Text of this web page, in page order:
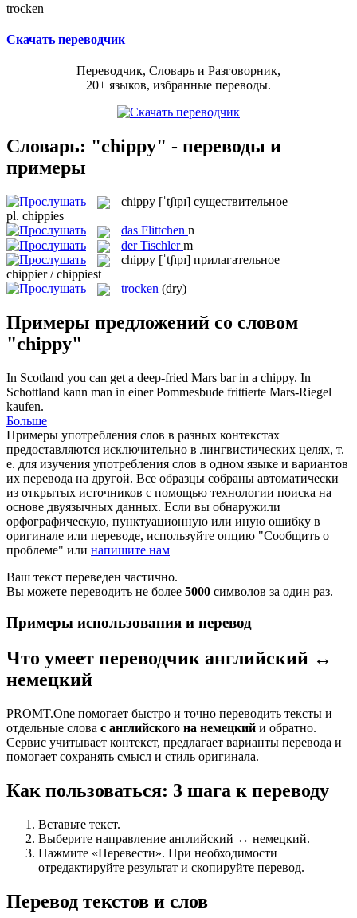
trocken
Скачать переводчик
Переводчик, Словарь и Разговорник,
20+ языков, избранные переводы.
Словарь: "chippy" - переводы и
примеры
chippy [ˈtʃɪpɪ] существительное
pl. chippies
das Flittchen n
derTischler m
chippy [ˈtʃɪpɪ] прилагательное
chippier / chippiest
trocken (dry)
Примеры предложений со словом
"chippy"
In Scotland you can get a deep-fried Mars bar in a chippy. In
Schottland kann man in einer Pommesbude frittierte Mars-Riegel
kaufen.
Больше
Примеры употребления слов в разных контекстах
предоставляются исключительно в лингвистических целях, т.
е. для изучения употребления слов в одном языке и вариантов
их перевода на другой. Все образцы собраны автоматически
из открытых источников с помощью технологии поиска на
основе двуязычных данных. Если вы обнаружили
орфографическую, пунктуационную или иную ошибку в
оригинале или переводе, используйте опцию "Сообщить о
проблеме" или напишите нам
Ваш текст переведен частично.
Вы можете переводить не более 5000 символов за один раз.
Примеры использования и перевод
Что умеет переводчик английский ↔
немецкий
PROMT.One помогает быстро и точно переводить тексты и
отдельные слова с английского на немецкий и обратно.
Сервис учитывает контекст, предлагает варианты перевода и
помогает сохранять смысл и стиль оригинала.
Как пользоваться: 3 шага к переводу
Вставьте текст.
Выберите направление английский ↔ немецкий.
Нажмите «Перевести». При необходимости
отредактируйте результат и скопируйте перевод.
Перевод текстов и слов